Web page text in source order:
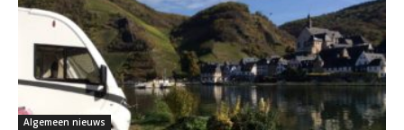
Algemeen nieuws